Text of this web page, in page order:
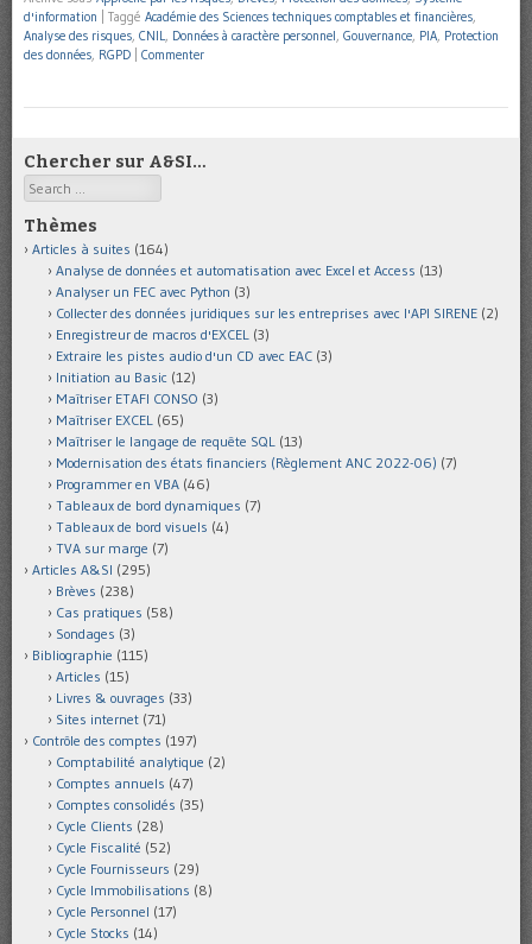
d'information
Taggé Académie des Sciences techniques comptables et financières,
Analyse des risques, CNIL, Données à caractère personnel, Gouvernance, PIA, Protection
des données, RGPD Commenter
Chercher sur A&SI…
Search
Thèmes
Articles à suites (164)
Analyse de données et automatisation avec Excel et Access (13)
Analyser un FEC avec Python (3)
Collecter des données juridiques sur les entreprises avec l'API SIRENE (2)
Enregistreur de macros d'EXCEL (3)
Extraire les pistes audio d'un CD avec EAC (3)
Initiation au Basic (12)
Maîtriser ETAFI CONSO (3)
Maîtriser EXCEL (65)
Maîtriser le langage de requête SQL (13)
Modernisation des états financiers (Règlement ANC 2022-06) (7)
Programmer en VBA (46)
Tableaux de bord dynamiques (7)
Tableaux de bord visuels (4)
TVA sur marge (7)
Articles A&SI (295)
Brèves (238)
Cas pratiques (58)
Sondages (3)
Bibliographie (115)
Articles (15)
Livres & ouvrages (33)
Sites internet (71)
Contrôle des comptes (197)
Comptabilité analytique (2)
Comptes annuels (47)
Comptes consolidés (35)
Cycle Clients (28)
Cycle Fiscalité (52)
Cycle Fournisseurs (29)
Cycle Immobilisations (8)
Cycle Personnel (17)
Cycle Stocks (14)